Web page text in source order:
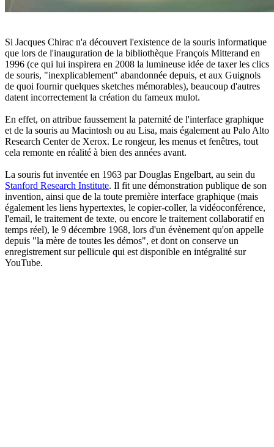
Si Jacques Chirac n'a découvert l'existence de la souris informatique
que lors de l'inauguration de la bibliothèque François Mitterand en
1996 (ce qui lui inspirera en 2008 la lumineuse idée de taxer les clics
de souris, "inexplicablement" abandonnée depuis, et aux Guignols
de quoi fournir quelques sketches mémorables), beaucoup d'autres
datent incorrectement la création du fameux mulot.
En effet, on attribue faussement la paternité de l'interface graphique
et de la souris au Macintosh ou au Lisa, mais également au Palo Alto
Research Center de Xerox. Le rongeur, les menus et fenêtres, tout
cela remonte en réalité à bien des années avant.
La souris fut inventée en 1963 par Douglas Engelbart, au sein du
Stanford Research Institute. Il fit une démonstration publique de son
invention, ainsi que de la toute première interface graphique (mais
également les liens hypertextes, le copier-coller, la vidéoconférence,
l'email, le traitement de texte, ou encore le traitement collaboratif en
temps réel), le 9 décembre 1968, lors d'un évènement qu'on appelle
depuis "la mère de toutes les démos", et dont on conserve un
enregistrement sur pellicule qui est disponible en intégralité sur
YouTube.